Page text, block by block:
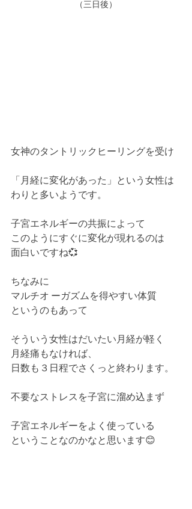
（三日後）
女神のタントリックヒーリングを受け
「月経に変化があった」という女性は
わりと多いようです。
子宮エネルギーの共振によって
このようにすぐに変化が現れるのは
面白いですね💞
ちなみに
マルチオ ーガズムを得やすい体質
というのもあって
そういう女性はだいたい月経が軽く
月経痛もなければ、
日数も３日程でさくっと終わります。
不要なストレスを子宮に溜め込まず
子宮エネルギーをよく使っている
ということなのかなと思います😊